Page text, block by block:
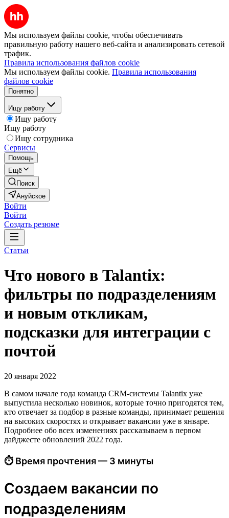
Мы используем файлы cookie, чтобы обеспечивать
правильную работу нашего веб-сайта и анализировать сетевой
трафик.
Правила использования файлов cookie
Мы используем файлы cookie. Правила использования
файлов cookie
Понятно
Ищу работу
Ищу работу
Ищу работу
Ищу сотрудника
Сервисы
Помощь
Ещё
Поиск
Ануйское
Войти
Войти
Создать резюме
Статьи
Что нового в Talantix:
фильтры по подразделениям
и новым откликам,
подсказки для интеграции с
почтой
20 января 2022
В самом начале года команда CRM-системы Talantix уже
выпустила несколько новинок, которые точно пригодятся тем,
кто отвечает за подбор в разные команды, принимает решения
на высоких скоростях и открывает вакансии уже в январе.
Подробнее обо всех изменениях рассказываем в первом
дайджесте обновлений 2022 года.
⏱ Время прочтения — 3 минуты
Создаем вакансии по
подразделениям